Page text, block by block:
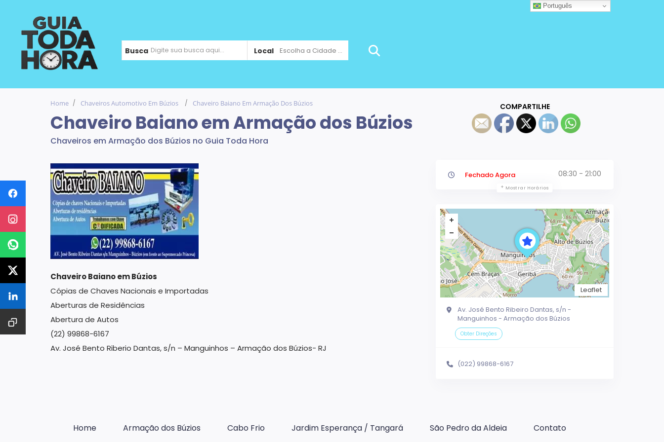
Busca Local Escolha a Cidade ...
Home Chaveiros Automotivo Em Búzios Chaveiro Baiano Em Armação Dos Búzios
Chaveiro Baiano em Armação dos Búzios
Chaveiros em Armação dos Búzios no Guia Toda Hora
COMPARTILHE
Chaveiro Baiano em Búzios
Cópias de Chaves Nacionais e Importadas
Aberturas de Residências
Abertura de Autos
(22) 99868-6167
Av. José Bento Riberio Dantas, s/n – Manguinhos – Armação dos Búzios- RJ
Fechado Agora 08:30 - 21:00
Mostrar Horários
Leaflet
Av. José Bento Ribeiro Dantas, s/n -
Manguinhos - Armação dos Búzios
Obter Direções
(022) 99868-6167
Home Armação dos Búzios Cabo Frio Jardim Esperança / Tangará São Pedro da Aldeia Contato
Português